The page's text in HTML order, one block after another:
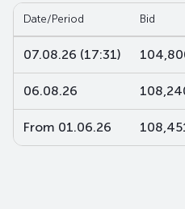
Date/Period Bid
07.08.26 (17:31)
06.08.26
From 01.06.26